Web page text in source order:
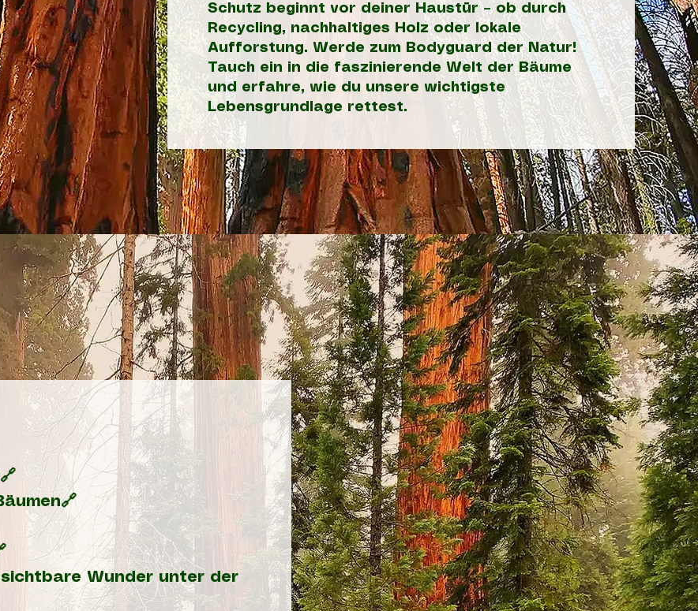
Schutz beginnt vor deiner Haustür – ob durch
Recycling, nachhaltiges Holz oder lokale
Aufforstung. Werde zum Bodyguard der Natur!
Tauch ein in die faszinierende Welt der Bäume
und erfahre, wie du unsere wichtigste
Lebensgrundlage rettest.
Wunder unter der